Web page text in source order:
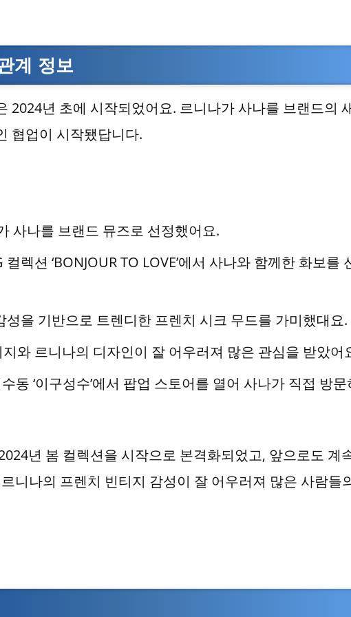
계 정보
2024년 초에 시작되었어요. 르니나가 사나를 브랜드의
협업이 시작됐답니다.
사나를 브랜드 뮤즈로 선정했어요.
렉션 ‘BONJOUR TO LOVE’에서 사나와 함께한 화보를
성을 기반으로 트렌디한 프렌치 시크 무드를 가미했대요.
와 르니나의 디자인이 잘 어우러져 많은 관심을 받았어
동 ‘이구성수’에서 팝업 스토어를 열어 사나가 직접 방문
년 봄 컬렉션을 시작으로 본격화되었고, 앞으로도 계
니나의 프렌치 빈티지 감성이 잘 어우러져 많은 사람들